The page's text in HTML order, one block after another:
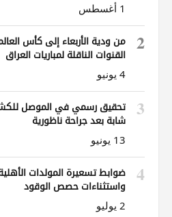
1 أغسطس
2
القنوات الناقلة لمباريات العراق
4 يونيو
3
تحقيق رسمي في الموصل
شابة بعد جراحة ناظورية
13 يونيو
4
ضوابط تسعيرة المولدات
واستثناءات حصص الوقود
2 يوليو